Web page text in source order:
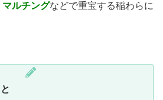
マルチングなどで重宝する稲わらに